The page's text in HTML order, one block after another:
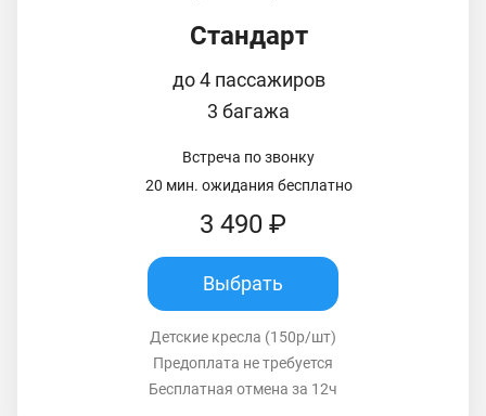
Стандарт
до 4 пассажиров
3 багажа
Встреча по звонку
20 мин. ожидания бесплатно
3 490 ₽
Выбрать
Детские кресла (150р/шт)
Предоплата не требуется
Бесплатная отмена за 12ч